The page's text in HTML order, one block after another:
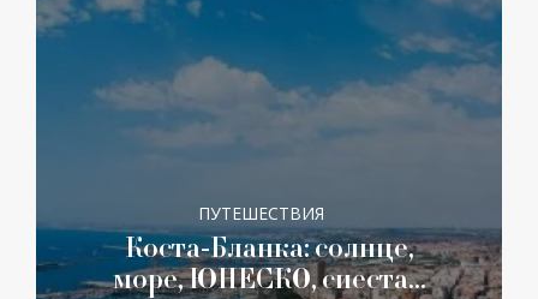
ПУТЕШЕСТВИЯ
Коста-Бланка: солнце,
море, ЮНЕСКО, сиеста…